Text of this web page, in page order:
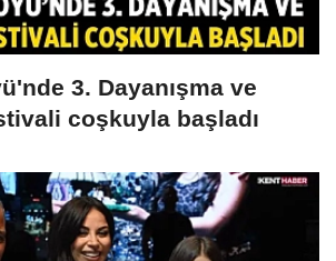
3. Dayanışma ve
coşkuyla başladı